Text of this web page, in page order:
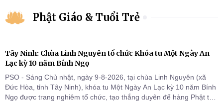
Phật Giáo & Tuổi Trẻ
Tây Ninh: Chùa Linh Nguyên tổ chức Khóa tu Một Ngày An
Lạc kỳ 10 năm Bính Ngọ
PSO - Sáng Chủ nhật, ngày 9-8-2026, tại chùa Linh Nguyên (xã
Đức Hòa, tỉnh Tây Ninh), khóa tu Một Ngày An Lạc kỳ 10 năm Bính
Ngọ được trang nghiêm tổ chức, tạo thắng duyên để hàng Phật tử